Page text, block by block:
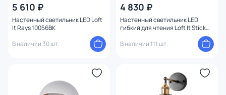
5 610 ₽
Настенный светильник LED Loft
It Rays 10056BK
В наличии 30 шт.
4 830 ₽
Настенный светильник LED
гибкий для чтения Loft It Stick
В наличии 111 шт.